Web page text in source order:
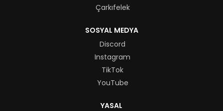
Çarkıfelek
SOSYAL MEDYA
Discord
Instagram
TikTok
YouTube
YASAL